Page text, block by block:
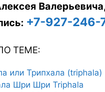
+7-927-246-
ТЕМЕ:
или Трипхала (triphala)
Шри Шри Triphala